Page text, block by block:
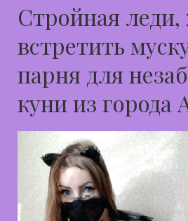
Стройная леди,
встретить
парня для
куни из города